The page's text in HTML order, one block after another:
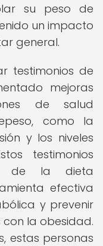
su peso de
un impacto
general.
testimonios de
mejoras
de salud
como la
y los niveles
testimonios
de la dieta
efectiva
y prevenir
la obesidad.
estas personas